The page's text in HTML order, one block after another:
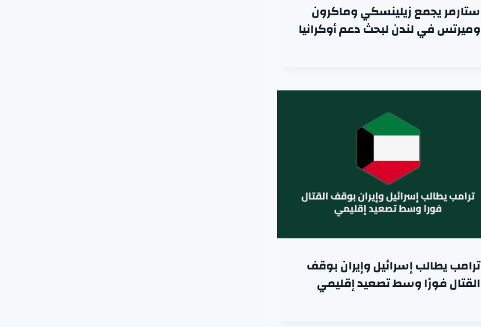
ستارمر يجمع زيلينسكي وماكرون
وميرتس في لندن لبحث دعم أوكرانيا
ترامب يطالب إسرائيل وإيران بوقف
القتال فورًا وسط تصعيد إقليمي